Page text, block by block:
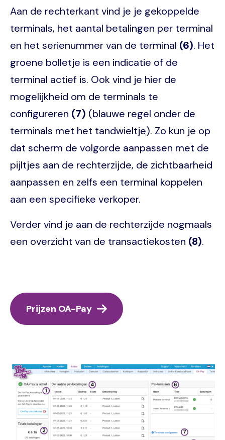
Aan de rechterkant vind je je gekoppelde
terminals, het aantal betalingen per terminal
en het serienummer van de terminal (6). Het
groene bolletje is een indicatie of de
terminal actief is. Ook vind je hier de
mogelijkheid om de terminals te
configureren (7) (blauwe regel onder de
terminals met het tandwieltje). Zo kun je op
dat scherm de volgorde aanpassen met de
pijltjes aan de rechterzijde, de zichtbaarheid
aanpassen en zelfs een terminal koppelen
aan een specifieke verkoper.
Verder vind je aan de rechterzijde nogmaals
een overzicht van de transactiekosten (8).
Prijzen OA-Pay